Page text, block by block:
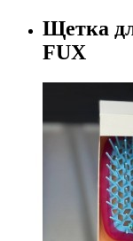
Щетка
FUX